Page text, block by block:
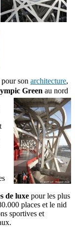
son architecture,
Green au nord
de luxe pour les plus
places et le nid
sportives et